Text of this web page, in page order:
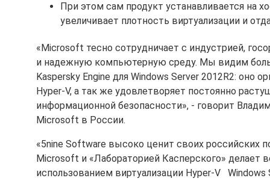
При этом сам продукт устанавливается на
увеличивает плотность виртуализации и
«Microsoft тесно сотрудничает с индустрией,
и надежную компьютерную среду. Мы видим
Kaspersky Engine для Windows Server 2012R2:
Hyper-V, а так же удовлетворяет постоянно
информационной безопасности», - говорит
Microsoft в России.
«5nine Software высоко ценит своих российских
Microsoft и «Лабораторией Касперского»
использованием виртуализации Hyper-V